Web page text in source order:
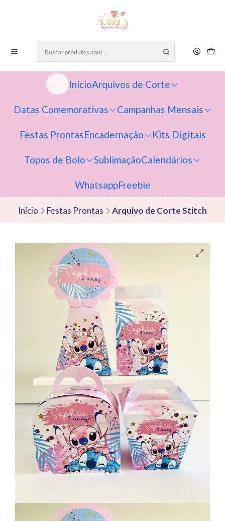
InícioArquivos de Corte
Datas Comemorativas Campanhas Mensais
Festas ProntasEncadernação Kits Digitais
Topos de Bolo SublimaçãoCalendários
WhatsappFreebie
Início Festas Prontas Arquivo de Corte Stitch